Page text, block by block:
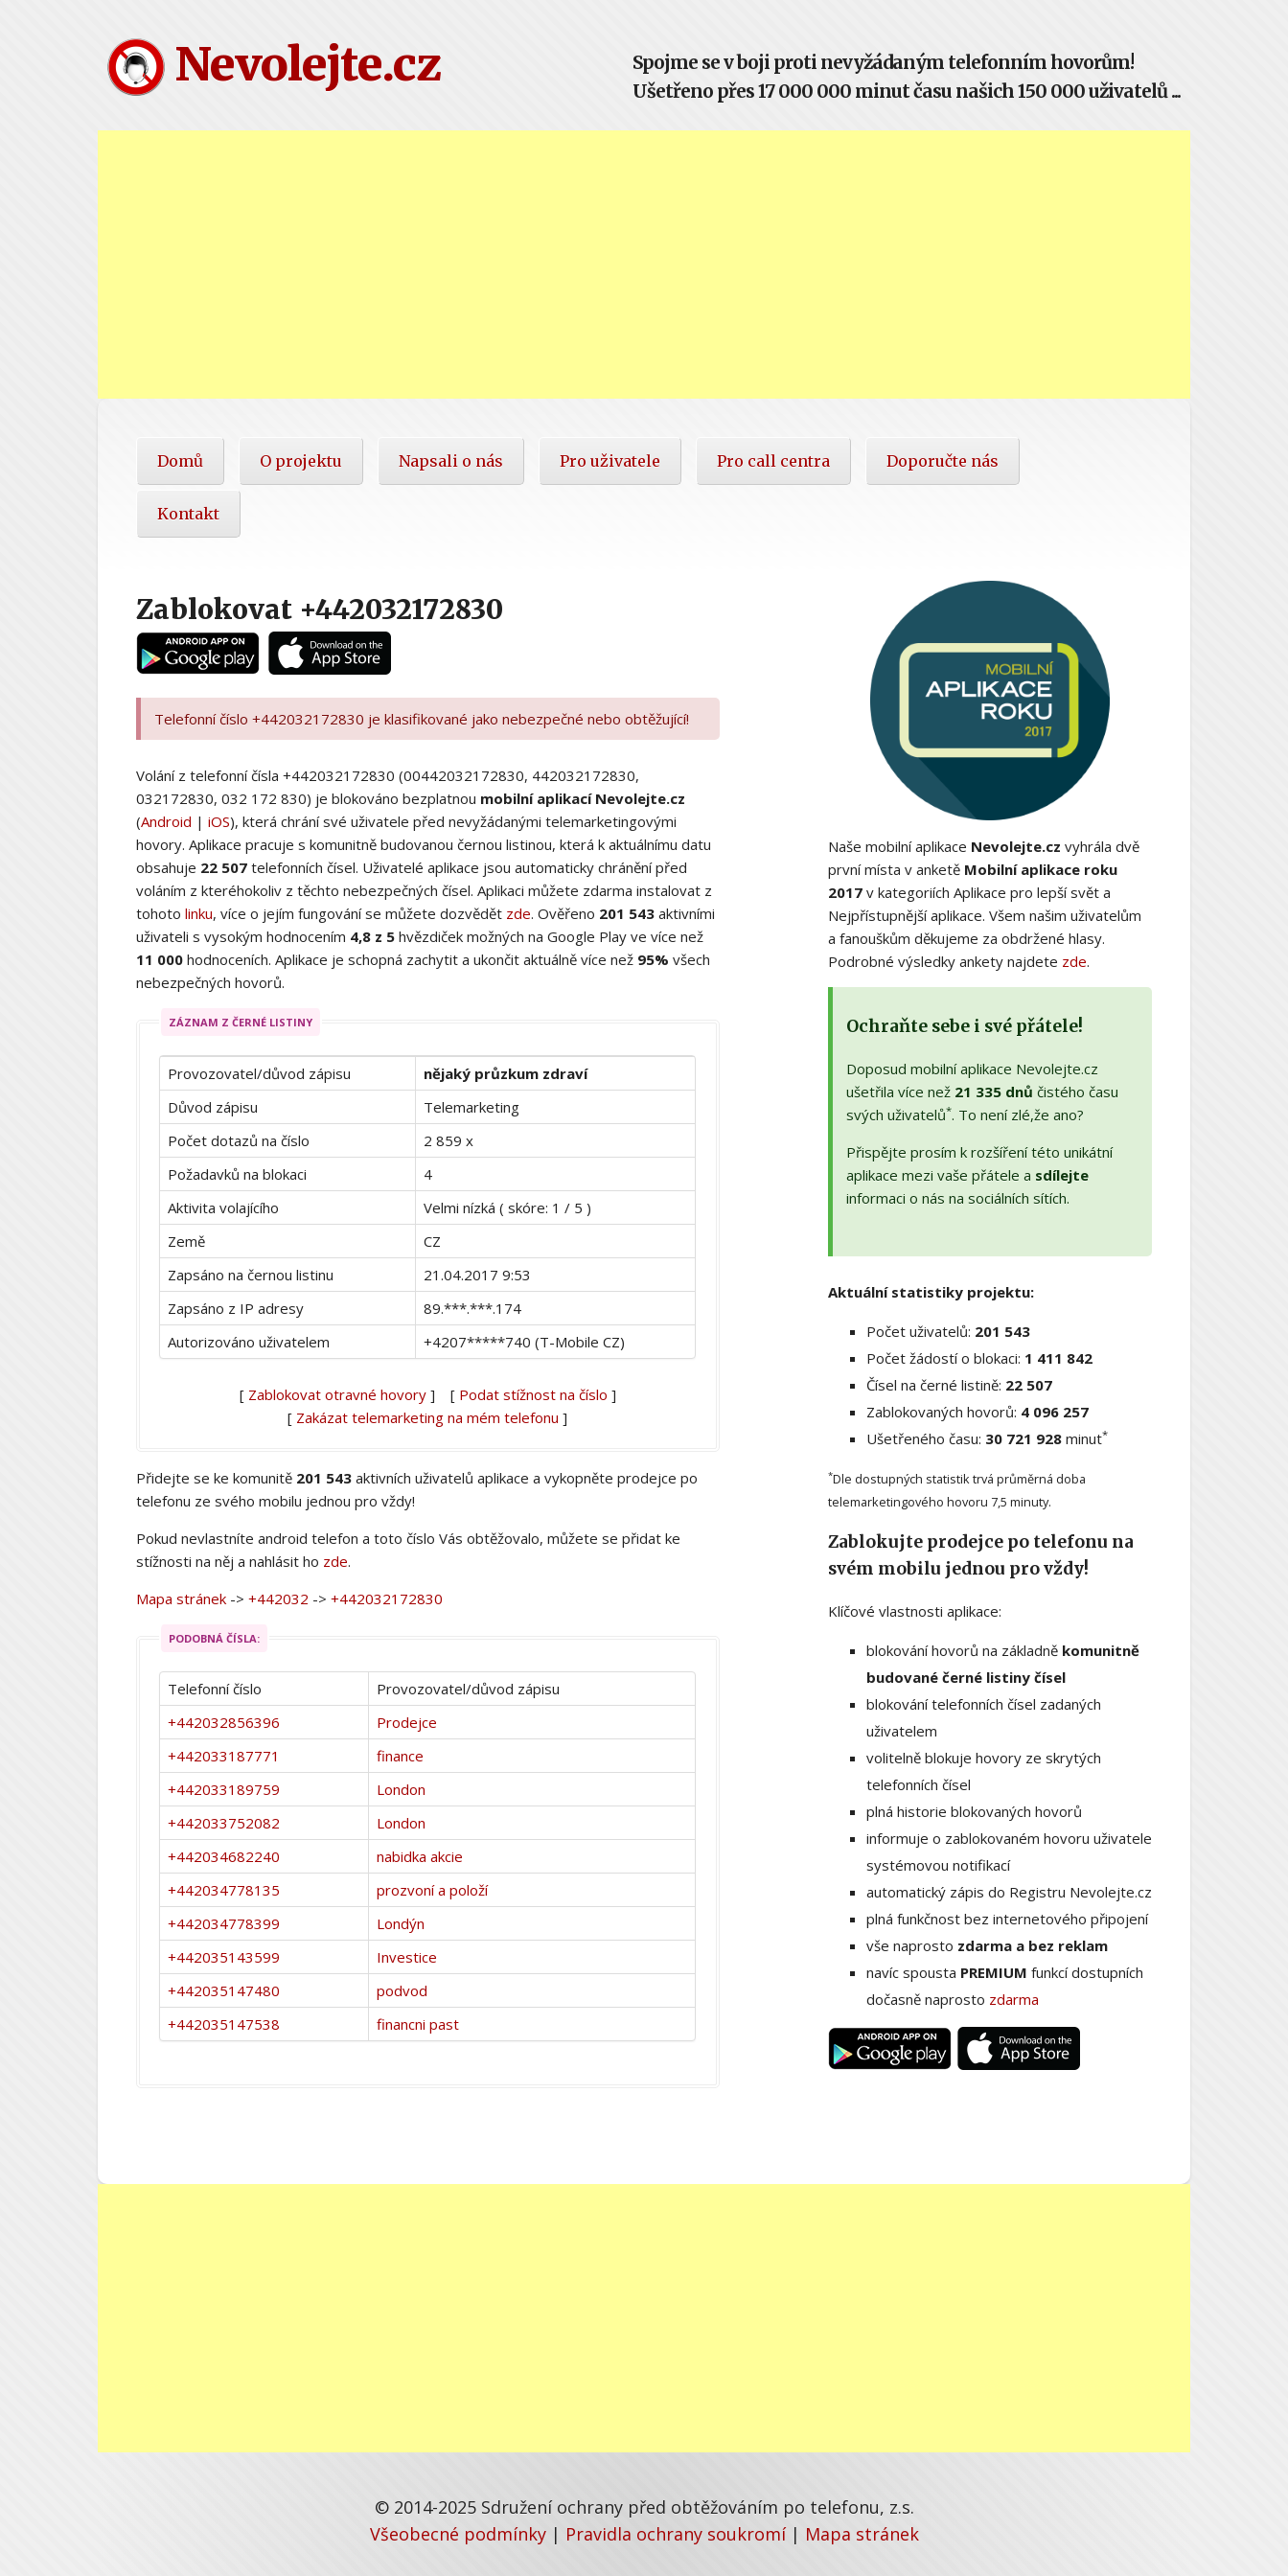
Nevolejte.cz
Spojme se v boji proti nevyžádaným telefonním hovorům!
Ušetřeno přes 17 000 000 minut času našich 150 000 uživatelů ...
Domů O projektu Napsali o nás Pro uživatele Pro call centra Doporučte nás
Kontakt
Zablokovat +442032172830
Telefonní číslo +442032172830 je klasifikované jako nebezpečné nebo obtěžující!
Volání z telefonní čísla +442032172830 (00442032172830, 442032172830,
032172830, 032 172 830) je blokováno bezplatnou mobilní aplikací Nevolejte.cz
(Android | iOS), která chrání své uživatele před nevyžádanými telemarketingovými
hovory. Aplikace pracuje s komunitně budovanou černou listinou, která k aktuálnímu datu
obsahuje 22 507 telefonních čísel. Uživatelé aplikace jsou automaticky chránění před
voláním z kteréhokoliv z těchto nebezpečných čísel. Aplikaci můžete zdarma instalovat z
tohoto linku, více o jejím fungování se můžete dozvědět zde. Ověřeno 201 543 aktivními
uživateli s vysokým hodnocením 4,8 z 5 hvězdiček možných na Google Play ve více než
11 000 hodnoceních. Aplikace je schopná zachytit a ukončit aktuálně více než 95% všech
nebezpečných hovorů.
ZÁZNAM Z ČERNÉ LISTINY
Provozovatel/důvod zápisu
nějaký průzkum zdraví
Důvod zápisu
Telemarketing
Počet dotazů na číslo
2 859 x
Požadavků na blokaci
4
Aktivita volajícího
Velmi nízká ( skóre: 1 / 5 )
Země
CZ
Zapsáno na černou listinu
21.04.2017 9:53
Zapsáno z IP adresy
89.***.***.174
Autorizováno uživatelem
+4207*****740 (T-Mobile CZ)
[ Zablokovat otravné hovory] [ Podat stížnost na číslo ]
[ Zakázat telemarketing na mém telefonu ]
Přidejte se ke komunitě 201 543 aktivních uživatelů aplikace a vykopněte prodejce po
telefonu ze svého mobilu jednou pro vždy!
Pokud nevlastníte android telefon a toto číslo Vás obtěžovalo, můžete se přidat ke
stížnosti na něj a nahlásit ho zde.
Mapa stránek -> +442032 -> +442032172830
PODOBNÁ ČÍSLA:
Telefonní číslo
Provozovatel/důvod zápisu
+442032856396
Prodejce
+442033187771
finance
+442033189759
London
+442033752082
London
+442034682240
nabidka akcie
+442034778135
prozvoní a položí
+442034778399
Londýn
+442035143599
Investice
+442035147480
podvod
+442035147538
financni past
Naše mobilní aplikace Nevolejte.cz vyhrála dvě
první místa v anketě Mobilní aplikace roku
2017v kategoriích Aplikace pro lepší svět a
Nejpřístupnější aplikace. Všem našim uživatelům
a fanouškům děkujeme za obdržené hlasy.
Podrobné výsledky ankety najdete zde.
Ochraňte sebe i své přátele!
Doposud mobilní aplikace Nevolejte.cz
ušetřila více než 21 335 dnů čistého času
svých uživatelů*. To není zlé,že ano?
Přispějte prosím k rozšíření této unikátní
aplikace mezi vaše přátele a sdílejte
informaci o nás na sociálních sítích.
Aktuální statistiky projektu:
Počet uživatelů: 201 543
Počet žádostí o blokaci: 1 411 842
Čísel na černé listině: 22 507
Zablokovaných hovorů: 4 096 257
Ušetřeného času: 30 721 928minut*
*Dle dostupných statistik trvá průměrná doba
telemarketingového hovoru 7,5 minuty.
Zablokujte prodejce po telefonu na
svém mobilu jednou pro vždy!
Klíčové vlastnosti aplikace:
blokování hovorů na základně komunitně
budované černé listiny čísel
blokování telefonních čísel zadaných
uživatelem
volitelně blokuje hovory ze skrytých
telefonních čísel
plná historie blokovaných hovorů
informuje o zablokovaném hovoru uživatele
systémovou notifikací
automatický zápis do Registru Nevolejte.cz
plná funkčnost bez internetového připojení
vše naprosto zdarma a bez reklam
navíc spousta PREMIUM funkcí dostupních
dočasně naprosto zdarma
© 2014-2025 Sdružení ochrany před obtěžováním po telefonu, z.s.
Všeobecné podmínky | Pravidla ochrany soukromí | Mapa stránek